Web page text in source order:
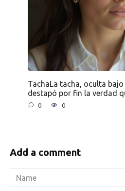
TachaLa tacha, oculta bajo
destapó por fin la verdad
0 0
Add a comment
Name
*